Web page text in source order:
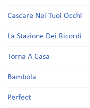
Cascare Nei Tuoi Occhi
La Stazione Dei Ricordi
Torna A Casa
Bambola
Perfect